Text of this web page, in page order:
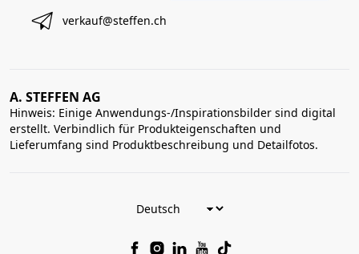
verkauf@steffen.ch
A. STEFFEN AG
Hinweis: Einige Anwendungs-/Inspirationsbilder sind digital
erstellt. Verbindlich für Produkteigenschaften und
Lieferumfang sind Produktbeschreibung und Detailfotos.